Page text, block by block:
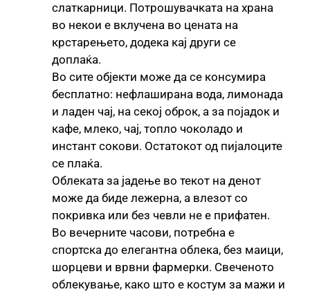
слаткарници. Потрошувачката на храна
во некои е вклучена во цената на
крстарењето, додека кај други се
доплаќа.
Во сите објекти може да се консумира
бесплатно: нефлаширана вода, лимонада
и ладен чај, на секој оброк, а за појадок и
кафе, млеко, чај, топло чоколадо и
инстант сокови. Остатокот од пијалоците
се плаќа.
Облеката за јадење во текот на денот
може да биде лежерна, а влезот со
покривка или без чевли не е прифатен.
Во вечерните часови, потребна е
спортска до елегантна облека, без маици,
шорцеви и врвни фармерки. Свеченото
облекување, како што е костум за мажи и